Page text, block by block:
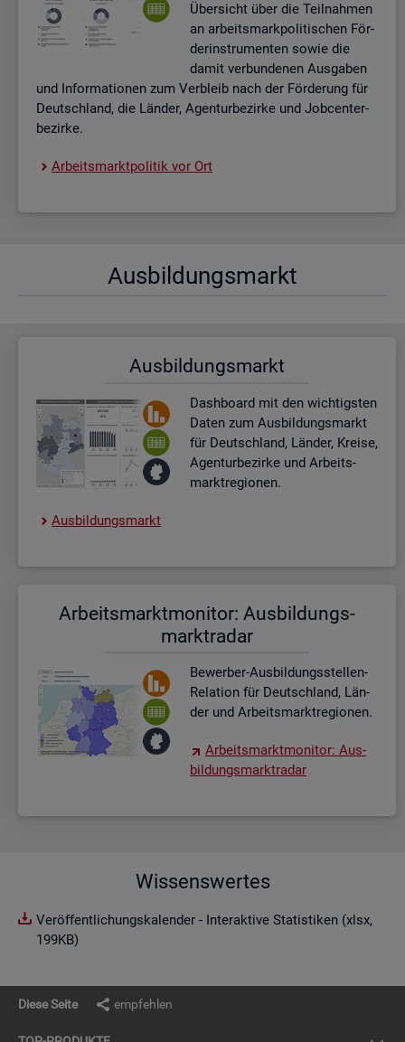
Über­sicht über die Teil­nah­men
an ar­beits­mark­po­li­ti­schen För­
der­instru­men­ten sowie die
damit ver­bun­de­nen Aus­ga­ben
und In­for­ma­tio­nen zum Ver­bleib nach der För­de­rung für
Deutsch­land, die Län­der, Agen­tur­be­zir­ke und Job­cent­er­
be­zir­ke.
Ar­beits­markt­po­li­tik vor Ort
Aus­bil­dungs­markt
Aus­bil­dungs­markt
Dash­board mit den wich­tigs­ten
Daten zum Aus­bil­dungs­markt
für Deutsch­land, Län­der, Krei­se,
Agen­tur­be­zir­ke und Ar­beits­
markt­re­gio­nen.
Aus­bil­dungs­markt
Ar­beits­markt­mo­ni­tor: Aus­bil­dungs­
markt­ra­dar
Be­wer­ber-Aus­bil­dungs­stel­len-
Re­la­ti­on für Deutsch­land, Län­
der und Ar­beits­markt­re­gio­nen.
Ar­beits­markt­mo­ni­tor: Aus­
bil­dungs­markt­ra­dar
Wissenswertes
Veröffentlichungskalender - Interaktive Statistiken (xlsx,
199KB)
Diese Seite empfehlen